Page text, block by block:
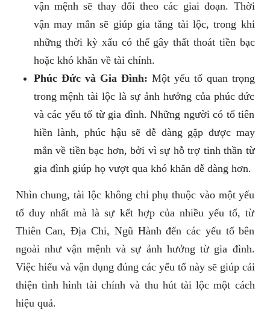
vận mệnh sẽ thay đổi theo các giai đoạn. Thời
vận may mắn sẽ giúp gia tăng tài lộc, trong khi
những thời kỳ xấu có thể gây thất thoát tiền bạc
hoặc khó khăn về tài chính.
Phúc Đức và Gia Đình: Một yếu tố quan trọng
trong mệnh tài lộc là sự ảnh hưởng của phúc đức
và các yếu tố từ gia đình. Những người có tổ tiên
hiền lành, phúc hậu sẽ dễ dàng gặp được may
mắn về tiền bạc hơn, bởi vì sự hỗ trợ tinh thần từ
gia đình giúp họ vượt qua khó khăn dễ dàng hơn.
Nhìn chung, tài lộc không chỉ phụ thuộc vào một yếu
tố duy nhất mà là sự kết hợp của nhiều yếu tố, từ
Thiên Can, Địa Chi, Ngũ Hành đến các yếu tố bên
ngoài như vận mệnh và sự ảnh hưởng từ gia đình.
Việc hiểu và vận dụng đúng các yếu tố này sẽ giúp cải
thiện tình hình tài chính và thu hút tài lộc một cách
hiệu quả.